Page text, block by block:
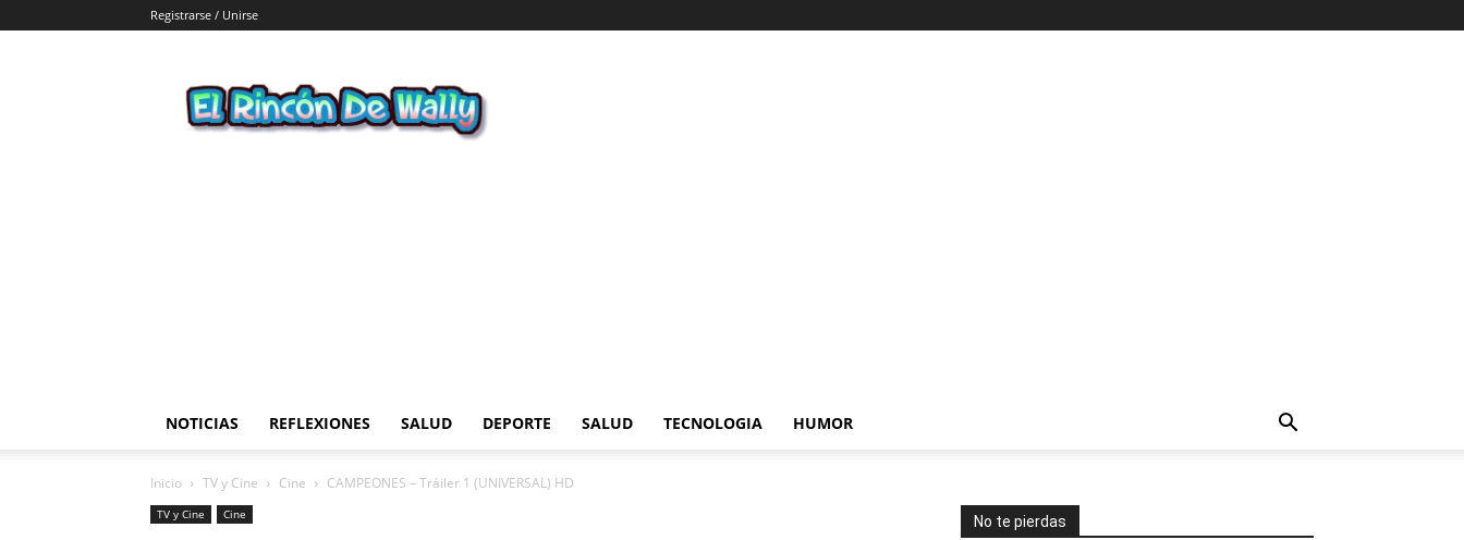
Registrarse / Unirse
Rincon
de
NOTICIAS REFLEXIONES SALUD DEPORTE SALUD TECNOLOGIA HUMOR
Inicio TV y Cine Cine CAMPEONES – Tráiler 1 (UNIVERSAL) HD
TV y Cine Cine No te pierdas